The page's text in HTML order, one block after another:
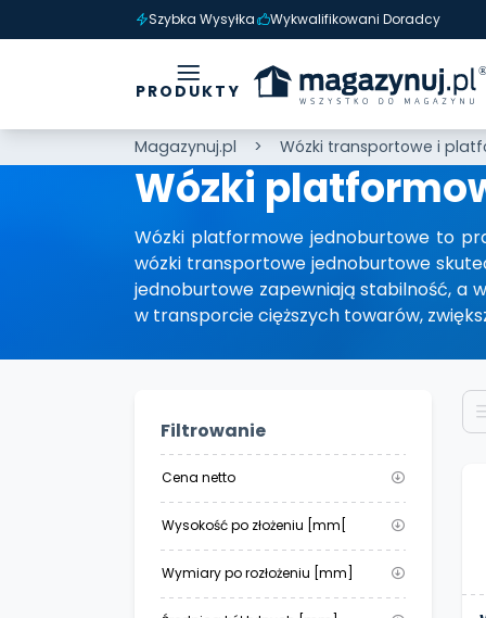
Szybka Wysyłka Wykwalifikowani Doradcy
PRODUKTY
Magazynuj.pl Wózki transportowe i
Wózki
Wózki platformowe jednoburtowe to
wózki transportowe jednoburtowe
jednoburtowe zapewniają stabilność, a
w transporcie cięższych towarów,
Filtrowanie
Cena netto
Wysokość po złożeniu [mm[
Wymiary po rozłożeniu [mm]